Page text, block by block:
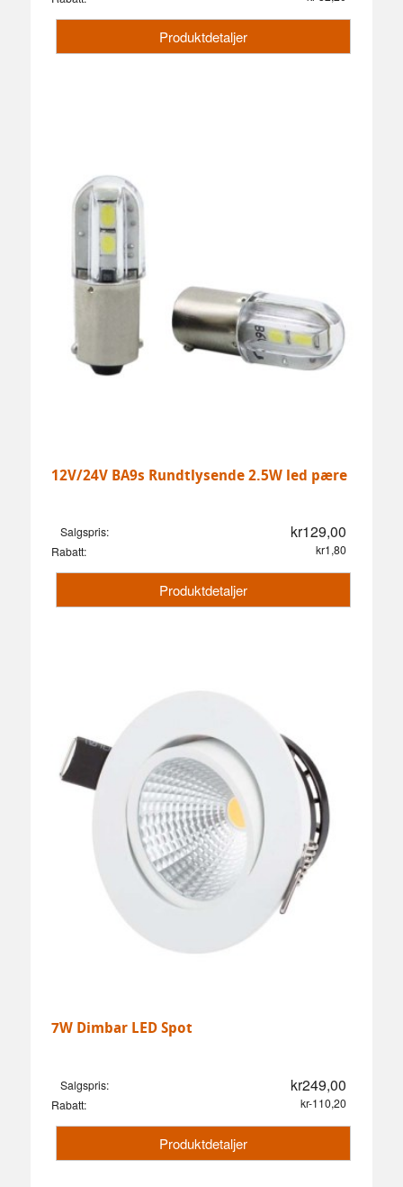
Produktdetaljer
12V/24V BA9s Rundtlysende 2.5W led pære
Salgspris: kr129,00
Rabatt: kr1,80
Produktdetaljer
7W Dimbar LED Spot
Salgspris: kr249,00
Rabatt: kr-110,20
Produktdetaljer